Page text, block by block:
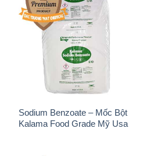
Sodium Benzoate – Mốc Bột
Kalama Food Grade Mỹ Usa